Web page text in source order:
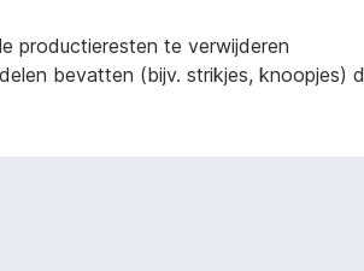
productieresten te verwijderen
bevatten (bijv. strikjes, knoopjes)